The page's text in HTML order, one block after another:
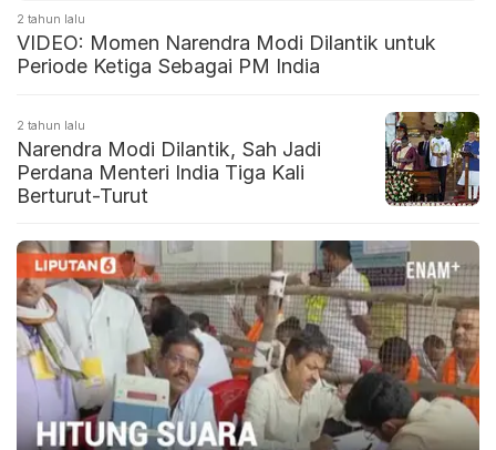
2 tahun lalu
VIDEO: Momen Narendra Modi Dilantik untuk
Periode Ketiga Sebagai PM India
2 tahun lalu
Narendra Modi Dilantik, Sah Jadi
Perdana Menteri India Tiga Kali
Berturut-Turut